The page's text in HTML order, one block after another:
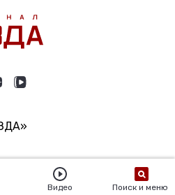
Видео Поиск и меню